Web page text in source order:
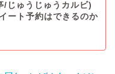
/じゅうじゅうカルビ)
ート予約はできるのか